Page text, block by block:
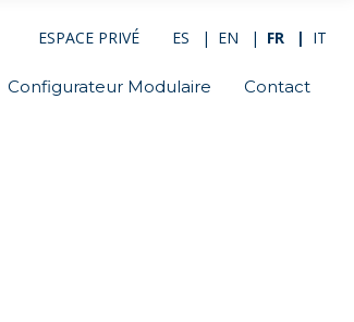
ESPACE PRIVÉ ES EN FR IT
Configurateur Modulaire Contact